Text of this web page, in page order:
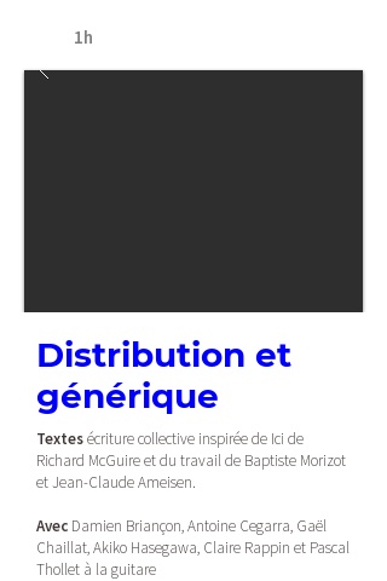
1h
Distribution et
générique
Textesécriture collective inspirée de Ici de
Richard McGuire et du travail de Baptiste Morizot
et Jean-Claude Ameisen.
Avec Damien Briançon, Antoine Cegarra, Gaël
Chaillat, Akiko Hasegawa, Claire Rappin et Pascal
Thollet à la guitare